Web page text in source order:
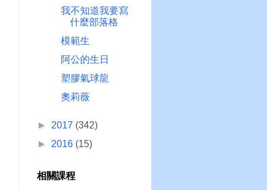
我不知道我要寫
什麼部落格
模範生
阿公的生日
塑膠氣球龍
奧莉薇
► 2017 (342)
► 2016 (15)
相關課程